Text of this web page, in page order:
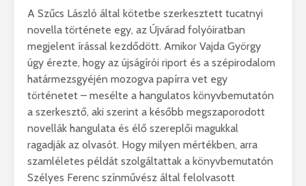
A Szűcs László által kötetbe szerkesztett tucatnyi
novella története egy, az Újvárad folyóiratban
megjelent írással kezdődött. Amikor Vajda György
úgy érezte, hogy az újságírói riport és a szépirodalom
határmezsgyéjén mozogva papírra vet egy
történetet – mesélte a hangulatos könyvbemutatón
a szerkesztő, aki szerint a később megszaporodott
novellák hangulata és élő szereplői magukkal
ragadják az olvasót. Hogy milyen mértékben, arra
szamléletes példát szolgáltattak a könyvbemutatón
Szélyes Ferenc színművész által felolvasott